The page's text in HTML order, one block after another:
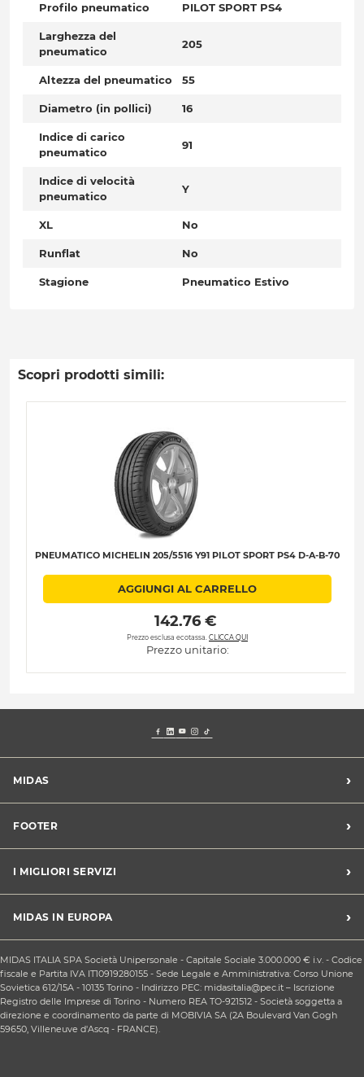
Profilo pneumatico PILOT SPORT PS4
Larghezza del
pneumatico
205
Altezza del pneumatico 55
Diametro (in pollici) 16
Indice di carico
pneumatico
91
Indice di velocità
pneumatico
Y
XL No
Runflat No
Stagione Pneumatico Estivo
Scopri prodotti simili:
PNEUMATICO MICHELIN 205/5516 Y91 PILOT SPORT PS4 D-A-B-70
AGGIUNGI AL CARRELLO
142.76 €
Prezzo esclusa ecotassa. CLICCA QUI
Prezzo unitario:
MIDAS ›
Blog dell'automobilista
Lavora con noi
Chi siamo
FOOTER ›
Apri un centro in franchising
CONDIZIONI PROMOZIONI
Sconti Convenzioni
Privacy policy
Condizioni Generali di Vendita
Contattaci
Responsabilità sociale d'impresa
Cookie Policy
I MIGLIORI SERVIZI ›
Revisione
Cambio gomme stagionale
Cinghia di distribuzione
Ricarica clima
Sostituzione batteria
Sostituzione ammortizzatori
MIDAS IN EUROPA ›
Midas Spagna
Midas Belgio
Midas Portogallo
MIDAS ITALIA SPA Società Unipersonale - Capitale Sociale 3.000.000 € i.v. - Codice
fiscale e Partita IVA IT10919280155 - Sede Legale e Amministrativa: Corso Unione
Sovietica 612/15A - 10135 Torino - Indirizzo PEC: midasitalia@pec.it – Iscrizione
Registro delle Imprese di Torino - Numero REA TO-921512 - Società soggetta a
direzione e coordinamento da parte di MOBIVIA SA (2A Boulevard Van Gogh
59650, Villeneuve d'Ascq - FRANCE).